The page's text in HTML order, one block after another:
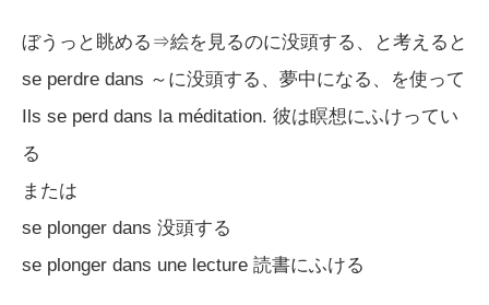
ぼうっと眺める⇒絵を見るのに没頭する、と考えると
se perdre dans ～に没頭する、夢中になる、を使って
Ils se perd dans la méditation. 彼は瞑想にふけってい
る
または
se plonger dans 没頭する
se plonger dans une lecture 読書にふける